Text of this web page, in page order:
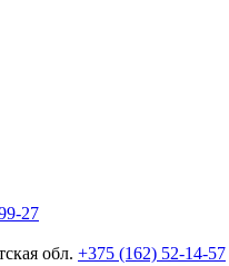
27
обл. +375 (162) 52-14-57